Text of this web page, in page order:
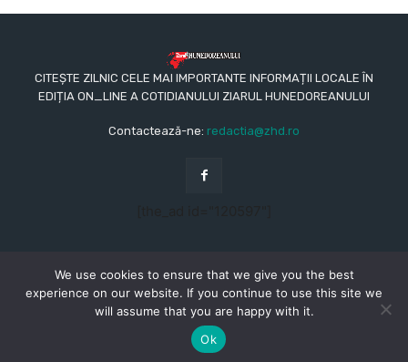
CITEȘTE ZILNIC CELE MAI IMPORTANTE INFORMAȚII LOCALE ÎN
EDIȚIA ON_LINE A COTIDIANULUI ZIARUL HUNEDOREANULUI
Contactează-ne: redactia@zhd.ro
© Copyright - 2015 - 2023 - Ziarul Hunedoreanului
TERMENI ȘI CONDIȚII
POLITICA DE CONFIDENȚIALITATE
We use cookies to ensure that we give you the best
experience on our website. If you continue to use this site we
will assume that you are happy with it.
Ok